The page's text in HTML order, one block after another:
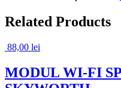
Related Products
88,00 lei
MODUL WI-FI